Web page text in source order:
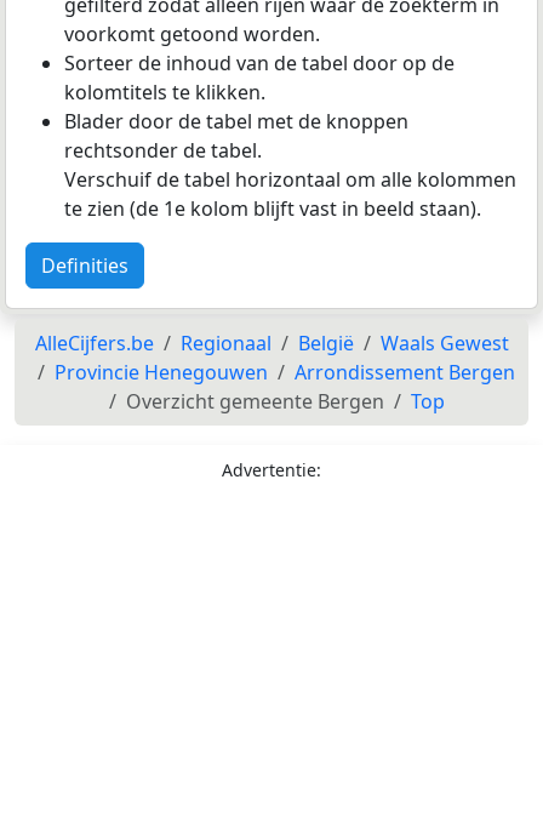
voorkomt getoond worden.
Sorteer de inhoud van de tabel door op de
kolomtitels te klikken.
Blader door de tabel met de knoppen
rechtsonder de tabel.
Verschuif de tabel horizontaal om alle kolommen
te zien (de 1e kolom blijft vast in beeld staan).
Definities
AlleCijfers.be Regionaal België
Waals Gewest
Provincie Henegouwen
Arrondissement Bergen
Overzicht gemeente Bergen
Top
Advertentie: